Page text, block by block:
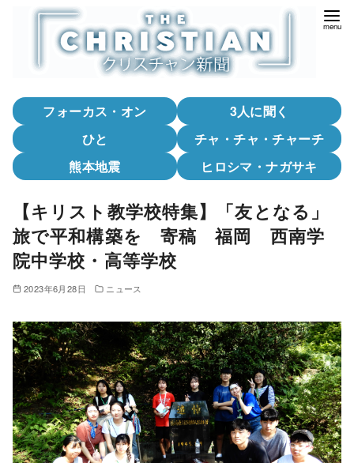
フォーカス・オン
3人に聞く
ひと
チャ・チャ・チャーチ
熊本地震
ヒロシマ・ナガサキ
【キリスト教学校特集】「友となる」
旅で平和構築を 寄稿 福岡 西南学
院中学校・高等学校
2023年6月28日 ニュース